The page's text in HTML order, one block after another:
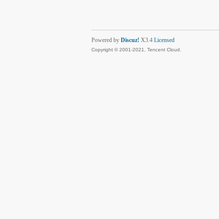
Powered by Discuz! X3.4 Licensed
Copyright © 2001-2021, Tencent Cloud.